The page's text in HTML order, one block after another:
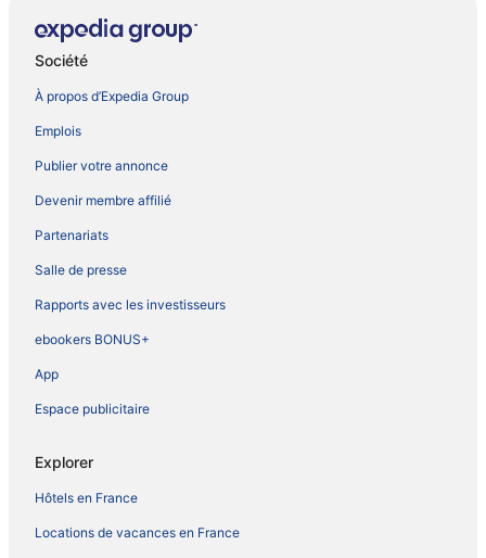
Société
À propos d’Expedia Group
Emplois
Publier votre annonce
Devenir membre affilié
Partenariats
Salle de presse
Rapports avec les investisseurs
ebookers BONUS+
App
Espace publicitaire
Explorer
Hôtels en France
Locations de vacances en France